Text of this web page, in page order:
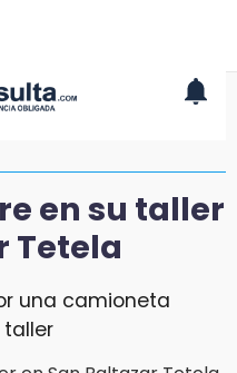
en su taller
Tetela
una camioneta